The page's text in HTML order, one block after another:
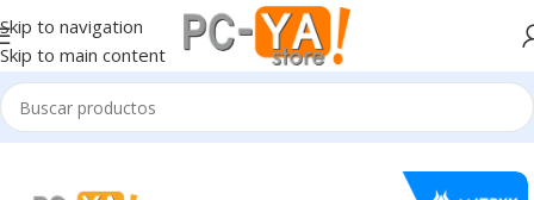
Skip to navigation
Skip to main content
Inicio Periféricos